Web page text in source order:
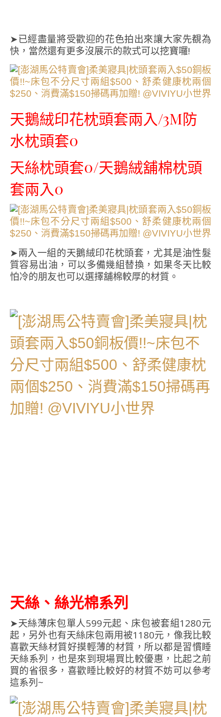
➤已經盡量將受歡迎的花色拍出來讓大家先覩為
快，當然還有更多沒展示的款式可以挖寶囉!
天鵝絨印花枕頭套兩入/3M防
水枕頭套0
天絲枕頭套0/天鵝絨舖棉枕頭
套兩入0
➤兩入一組的天鵝絨印花枕頭套，尤其是油性髮
質容易出油，可以多備幾組替換，如果冬天比較
怕冷的朋友也可以選擇舖棉較厚的材質。
天絲、絲光棉系列
➤天絲薄床包單人599元起、床包被套組1280元
起，另外也有天絲床包兩用被1180元，像我比較
喜歡天絲材質好摸輕薄的材質，所以都是習慣睡
天絲系列，也是來到現場買比較優惠，比起之前
買的省很多，喜歡睡比較好的材質不妨可以參考
這系列~